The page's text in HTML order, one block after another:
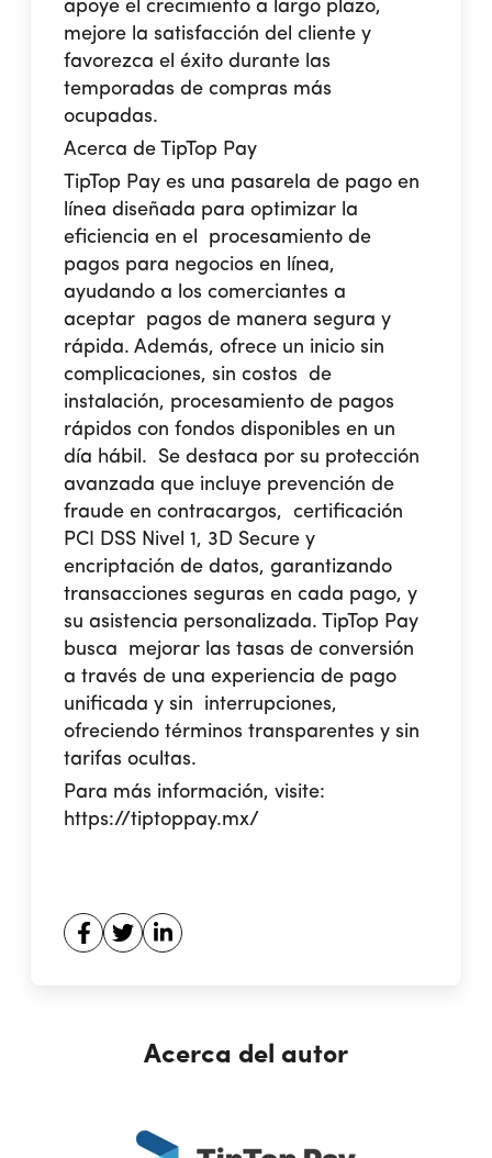
apoye el crecimiento a largo plazo,
mejore la satisfacción del cliente y
favorezca el éxito durante las
temporadas de compras más
ocupadas.
Acerca de TipTop Pay
TipTop Pay es una pasarela de pago en
línea diseñada para optimizar la
eficiencia en el procesamiento de
pagos para negocios en línea,
ayudando a los comerciantes a
aceptar pagos de manera segura y
rápida. Además, ofrece un inicio sin
complicaciones, sin costos de
instalación, procesamiento de pagos
rápidos con fondos disponibles en un
día hábil. Se destaca por su protección
avanzada que incluye prevención de
fraude en contracargos, certificación
PCI DSS Nivel 1, 3D Secure y
encriptación de datos, garantizando
transacciones seguras en cada pago, y
su asistencia personalizada. TipTop Pay
busca mejorar las tasas de conversión
a través de una experiencia de pago
unificada y sin interrupciones,
ofreciendo términos transparentes y sin
tarifas ocultas.
Para más información, visite:
https://tiptoppay.mx/
Acerca del autor